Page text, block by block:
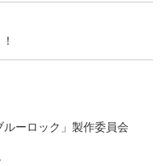
ーロック」製作委員会